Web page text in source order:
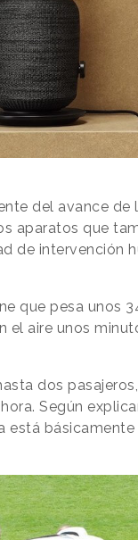
del avance de
aparatos que
de intervención
que pesa unos
el aire unos
dos
Según
está